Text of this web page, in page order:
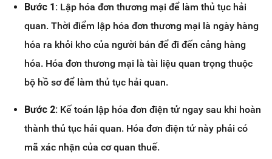
Bước 1: Lập hóa đơn thương mại để làm thủ tục hải
quan. Thời điểm lập hóa đơn thương mại là ngày hàng
hóa ra khỏi kho của người bán để đi đến cảng hàng
hóa. Hóa đơn thương mại là tài liệu quan trọng thuộc
bộ hồ sơ để làm thủ tục hải quan.
Bước 2: Kế toán lập hóa đơn điện tử ngay sau khi hoàn
thành thủ tục hải quan. Hóa đơn điện tử này phải có
mã xác nhận của cơ quan thuế.